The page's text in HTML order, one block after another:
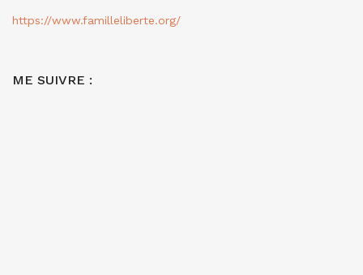
https://www.familleliberte.org/
ME SUIVRE :